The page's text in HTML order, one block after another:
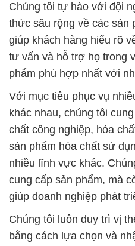
Chúng tôi tự hào với đội
thức sâu rộng về các sản
giúp khách hàng hiểu rõ
tư vấn và hỗ trợ họ trong
phẩm phù hợp nhất với
Với mục tiêu phục vụ
khác nhau, chúng tôi
chất công nghiệp, hóa
sản phẩm hóa chất sử
nhiều lĩnh vực khác.
cung cấp sản phẩm, mà
giúp doanh nghiệp phát
Chúng tôi luôn duy trì vị
bằng cách lựa chọn và